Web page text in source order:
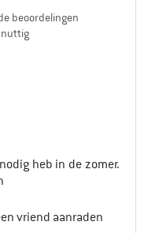
beoordelingen
nuttig
heb in de zomer.
vriend aanraden